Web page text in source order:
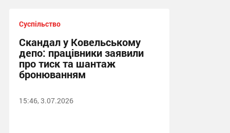
Суспільство
Скандал у Ковельському
депо: працівники заявили
про тиск та шантаж
бронюванням
15:46, 3.07.2026